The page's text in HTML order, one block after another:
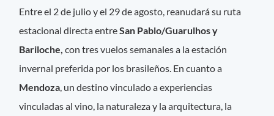
Entre el 2 de julio y el 29 de agosto, reanudará su ruta
estacional directa entreSan Pablo/Guarulhos y
Bariloche, con tres vuelos semanales a la estación
invernal preferida por los brasileños. En cuanto a
Mendoza, un destino vinculado a experiencias
vinculadas al vino, la naturaleza y la arquitectura, la